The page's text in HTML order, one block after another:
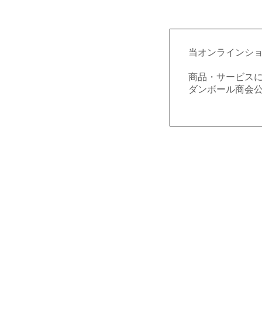
当オンラインシ
商品・サービス
ダンボール商会